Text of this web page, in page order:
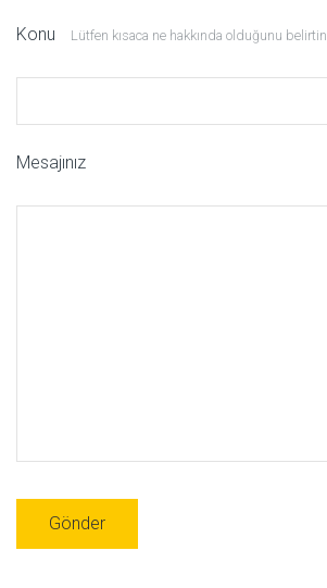
Konu Lütfen kısaca ne hakkında olduğunu belirtin
Mesajınız